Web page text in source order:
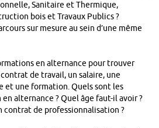
Sanitaire et Thermique,
bois et Travaux Publics ?
sur mesure au sein d’une même
en alternance pour trouver
de travail, un salaire, une
et une formation. Quels sont les
alternance ? Quel âge faut-il avoir ?
contrat de professionnalisation ?